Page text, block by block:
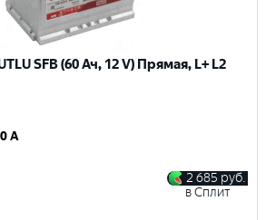
SFB (60 Ач, 12 V) Прямая, L+ L2
A
2 685 руб.
в Сплит